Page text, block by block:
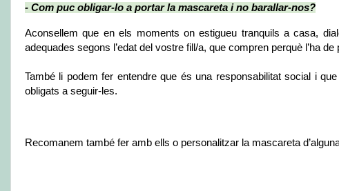
- Com puc obligar-lo a portar la mascareta i no barallar-nos?
Aconsellem que en els moments on estigueu tranquils a casa,
adequades segons l’edat del vostre fill/a, que compren perquè l’ha de
També li podem fer entendre que és una responsabilitat social i
obligats a seguir-les.
Recomanem també fer amb ells o personalitzar la mascareta